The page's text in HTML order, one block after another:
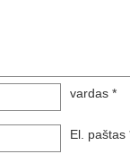
vardas *
El. paštas